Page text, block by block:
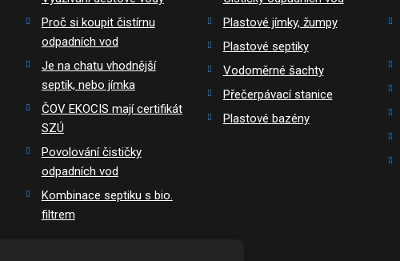
Proč si koupit čistírnu
odpadních vod
Je na chatu vhodnější
septik, nebo jímka
ČOV EKOCIS mají certifikát
SZÚ
Povolování čističky
odpadních vod
Kombinace septiku s bio.
filtrem
Plastové jímky, žumpy
Plastové septiky
Vodoměrné šachty
Přečerpávací stanice
Plastové bazény